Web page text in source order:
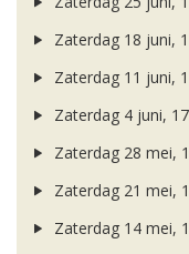
Zaterdag 18 juni,
Zaterdag 11 juni,
Zaterdag 4 juni,
Zaterdag 28 mei,
Zaterdag 21 mei,
Zaterdag 14 mei,